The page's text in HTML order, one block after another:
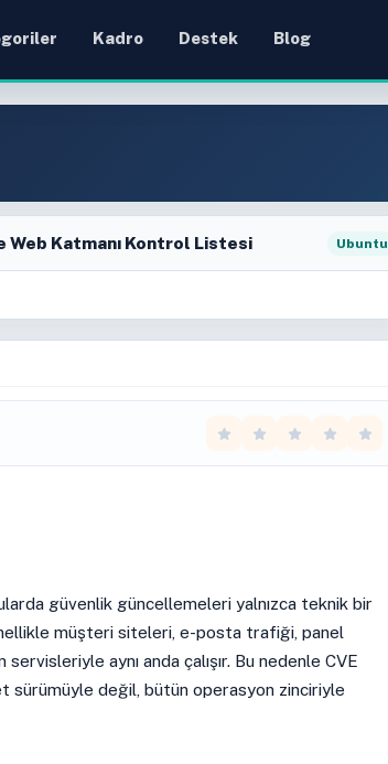
Kadro Destek Blog
Web Katmanı Kontrol Listesi Ubuntu
güvenlik güncellemeleri yalnızca teknik bir
müşteri siteleri, e-posta trafiği, panel
aynı anda çalışır. Bu nedenle CVE
sürümüyle değil, bütün operasyon zinciriyle